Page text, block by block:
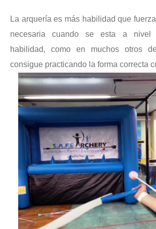
La arquería es más habilidad que
necesaria cuando se esta a nivel
habilidad, como en muchos otros
consigue practicando la forma correcta